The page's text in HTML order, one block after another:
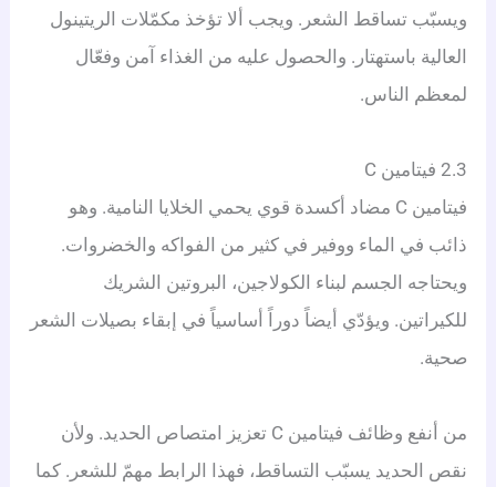
ويسبّب تساقط الشعر. ويجب ألا تؤخذ مكمّلات الريتينول
العالية باستهتار. والحصول عليه من الغذاء آمن وفعّال
لمعظم الناس.
2.3 فيتامين C
فيتامين C مضاد أكسدة قوي يحمي الخلايا النامية. وهو
ذائب في الماء ووفير في كثير من الفواكه والخضروات.
ويحتاجه الجسم لبناء الكولاجين، البروتين الشريك
للكيراتين. ويؤدّي أيضاً دوراً أساسياً في إبقاء بصيلات الشعر
صحية.
من أنفع وظائف فيتامين C تعزيز امتصاص الحديد. ولأن
نقص الحديد يسبّب التساقط، فهذا الرابط مهمّ للشعر. كما